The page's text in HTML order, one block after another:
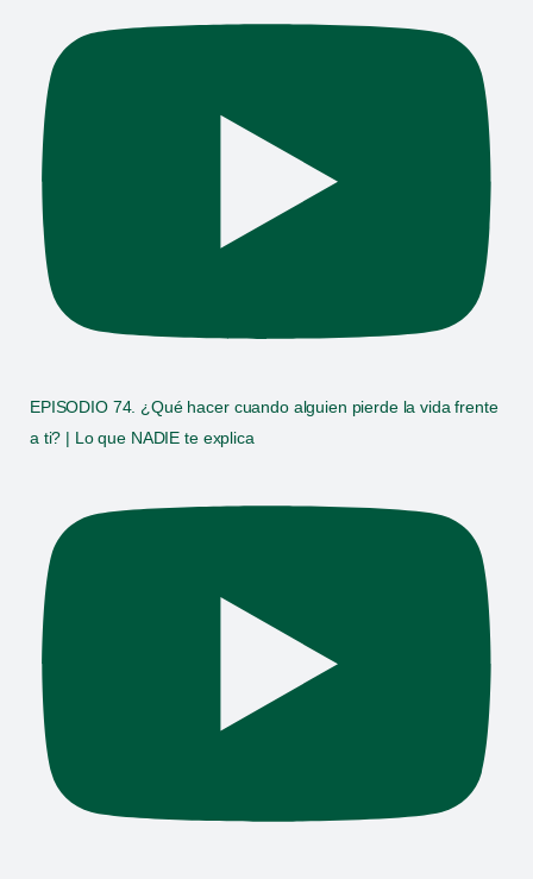
EPISODIO 74. ¿Qué hacer cuando alguien pierde la vida frente
a ti? | Lo que NADIE te explica